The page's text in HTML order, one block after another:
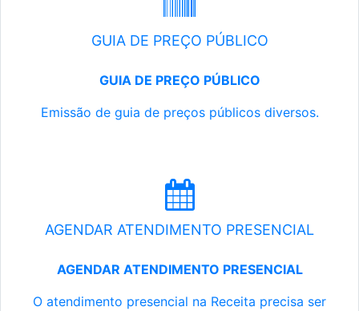
GUIA DE PREÇO PÚBLICO
GUIA DE PREÇO PÚBLICO
Emissão de guia de preços públicos diversos.
AGENDAR ATENDIMENTO PRESENCIAL
AGENDAR ATENDIMENTO PRESENCIAL
O atendimento presencial na Receita precisa ser